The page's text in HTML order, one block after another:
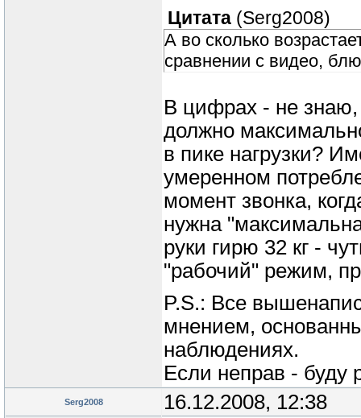
Цитата (Serg2008)
А во сколько
сравнении с видео,
В цифрах - не знаю,
должно
в пике нагрузки?
умеренном
момент звонка,
нужна
руки гирю 32 кг -
"рабочий" режим,
P.S.: Все
мнением,
наблюдениях.
Если неправ -
Serg2008 16.12.2008, 12:38